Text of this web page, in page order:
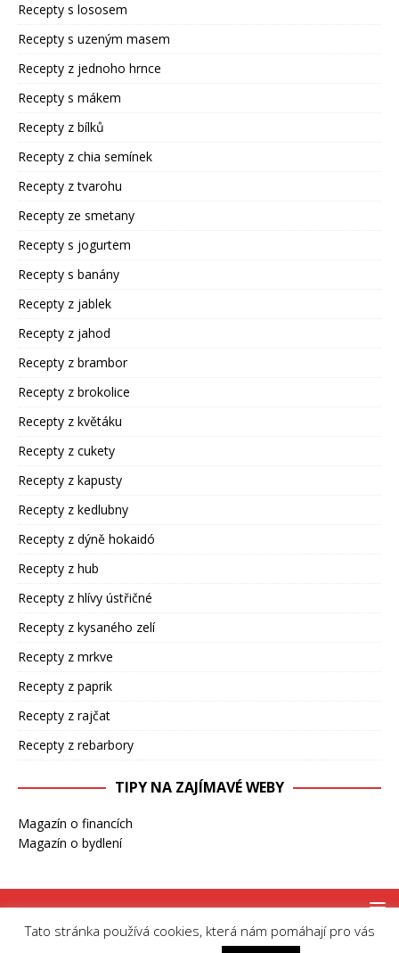
Recepty s lososem
Recepty s uzeným masem
Recepty z jednoho hrnce
Recepty s mákem
Recepty z bílků
Recepty z chia semínek
Recepty z tvarohu
Recepty ze smetany
Recepty s jogurtem
Recepty s banány
Recepty z jablek
Recepty z jahod
Recepty z brambor
Recepty z brokolice
Recepty z květáku
Recepty z cukety
Recepty z kapusty
Recepty z kedlubny
Recepty z dýně hokaidó
Recepty z hub
Recepty z hlívy ústřičné
Recepty z kysaného zelí
Recepty z mrkve
Recepty z paprik
Recepty z rajčat
Recepty z rebarbory
TIPY NA ZAJÍMAVÉ WEBY
Magazín o financích
Magazín o bydlení
Copyright © 2026 | MH Magazine WordPress Theme by
Tato stránka používá cookies, která nám pomáhají pro vás